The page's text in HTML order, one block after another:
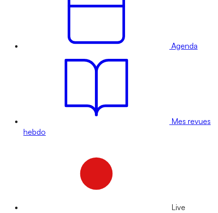
Agenda
Mes revues
hebdo
Live